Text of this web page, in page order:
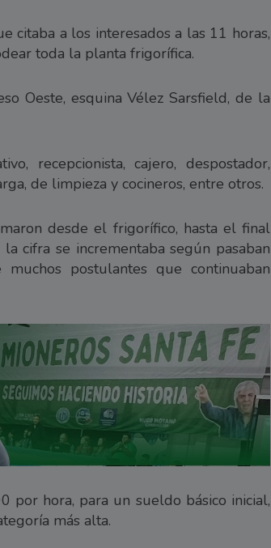
citaba a los interesados a las 11 horas,
toda la planta frigorífica.
Oeste, esquina Vélez Sarsfield, de la
recepcionista, cajero, despostador,
de limpieza y cocineros, entre otros.
desde el frigorífico, hasta el final
cifra se incrementaba según pasaban
postulantes que continuaban
por hora, para un sueldo básico inicial,
más alta.